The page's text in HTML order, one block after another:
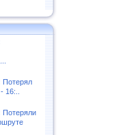
Потерял
16:..
Потеряли